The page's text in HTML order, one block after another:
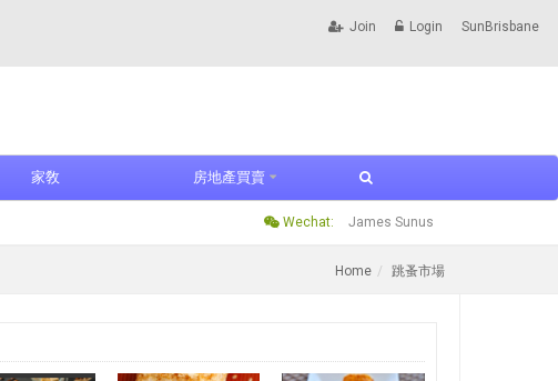
Join Login SunBrisbane
家敎 房地產買賣
Wechat: James Sunus
Home 跳蚤市場